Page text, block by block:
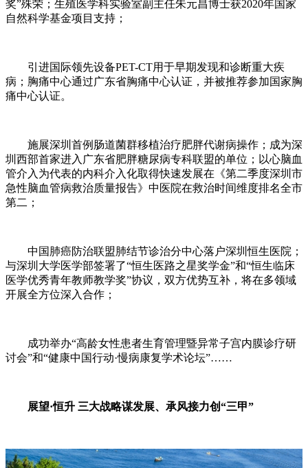
奖”殊荣；生殖医学科实验室副主任朱元昌博士获2020年国家
自然科学基金项目支持；
引进国际领先设备PET-CT用于早期发现和诊断重大疾
病；胸痛中心通过广东省胸痛中心认证，并被推荐参加国家胸
痛中心认证。
施展深圳首例肠道菌群移植治疗肥胖代谢病操作；成为深
圳西部首家进入广东省肥胖糖尿病专科联盟的单位；以心脑血
管介入为代表的内科介入化取得快速发展在《第二季度深圳市
急性脑血管病救治质量报告》中医院在救治时间维度排名全市
第二；
中国肺癌防治联盟肺结节诊治分中心落户深圳恒生医院；
与深圳大学医学部签署了“恒生医路之星奖学金”和“恒生临床
医学优秀青年教师教学奖”协议，双方优势互补，将在多领域
开展全方位深入合作；
成功举办“高龄女性患者生育管理暨异常子宫内膜诊疗研
讨会”和“健康中国行动·慢病康复学术论坛”……
展望·恒升 三大战略谋发展、承风接力创“三甲”